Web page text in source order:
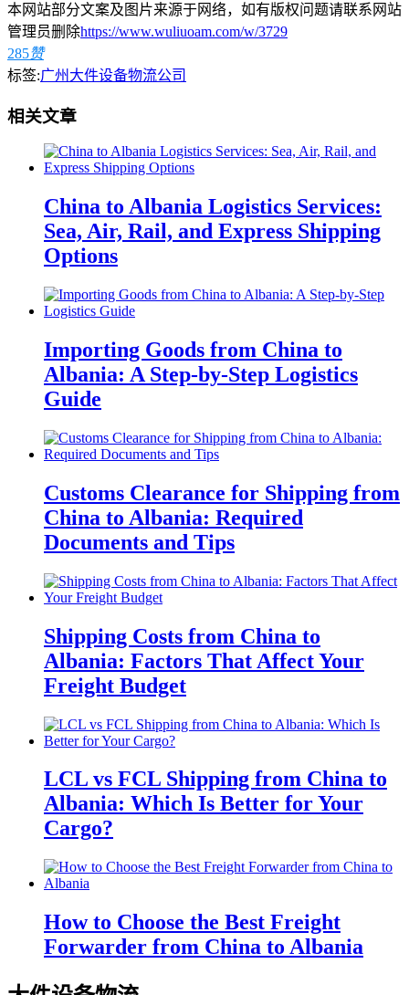
本网站部分文案及图片来源于网络，如有版权问题请联系网站
管理员删除https://www.wuliuoam.com/w/3729
285赞
标签:广州大件设备物流公司
相关文章
China to Albania Logistics Services:
Sea, Air, Rail, and Express Shipping
Options
Importing Goods from China to
Albania: A Step-by-Step Logistics
Guide
Customs Clearance for Shipping from
China to Albania: Required
Documents and Tips
Shipping Costs from China to
Albania: Factors That Affect Your
Freight Budget
LCL vs FCL Shipping from China to
Albania: Which Is Better for Your
Cargo?
How to Choose the Best Freight
Forwarder from China to Albania